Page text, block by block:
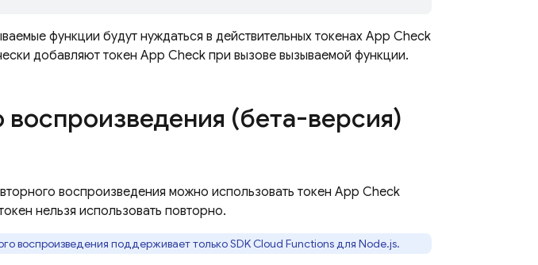
функции будут нуждаться в действительных токенахApp Check
добавляют токен App Check при вызове вызываемой функции.
воспроизведения (бета-версия)
воспроизведения можно использовать токен App Check
нельзя использовать повторно.
воспроизведения поддерживает только SDK Cloud Functions для Node.js.